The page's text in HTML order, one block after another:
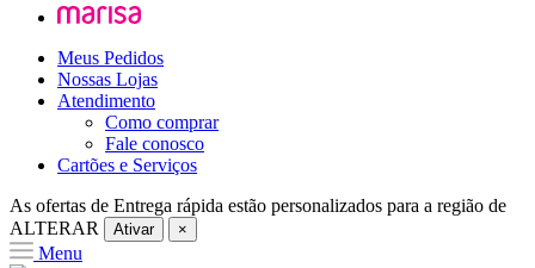
Meus Pedidos
Nossas Lojas
Atendimento
Como comprar
Fale conosco
Cartões e Serviços
As ofertas de Entrega rápida estão personalizados para a região de
ALTERAR
Ativar ×
Menu